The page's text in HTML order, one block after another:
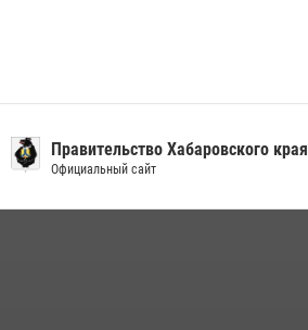
Правительство Хабаровского края
Официальный сайт